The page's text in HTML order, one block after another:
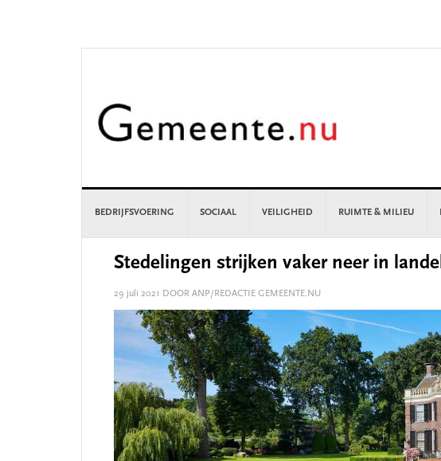
BEDRIJFSVOERING SOCIAAL VEILIGHEID RUIMTE & MILIEU
Stedelingen strijken vaker neer in
29 juli 2021 DOOR ANP/REDACTIE GEMEENTE.NU